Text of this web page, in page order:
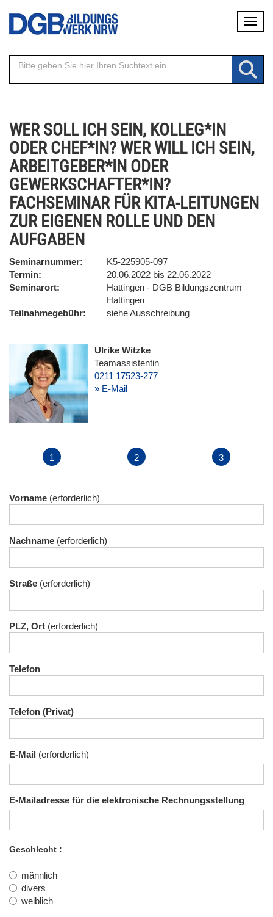
Direkt
Inhalt
WER SOLL ICH SEIN, KOLLEG*IN
ODER CHEF*IN? WER WILL ICH SEIN,
ARBEITGEBER*IN ODER
GEWERKSCHAFTER*IN?
FACHSEMINAR FÜR KITA-LEITUNGEN
ZUR EIGENEN ROLLE UND DEN
AUFGABEN
Seminarnummer
K5-225905-097
Termin
20.06.2022 bis 22.06.2022
Seminarort
Hattingen - DGB Bildungszentrum
Hattingen
Teilnahmegebühr
siehe Ausschreibung
Ulrike Witzke
Teamassistentin
0211 17523-277
» E-Mail
Vorname
Nachname
Straße
PLZ, Ort
Telefon
Telefon (Privat)
E-Mail
E-Mailadresse für die elektronische Rechnungsstellung
Geschlecht
männlich
divers
weiblich